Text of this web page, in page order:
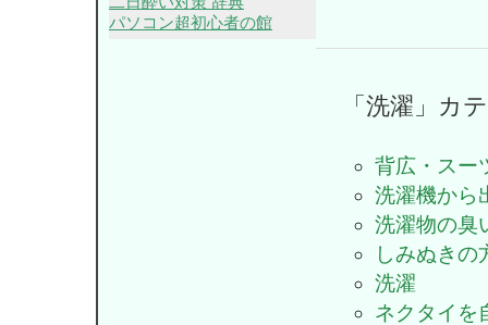
「洗濯」カ
背広・スー
洗濯機から
洗濯物の臭
しみぬきの
洗濯
ネクタイを
パソコン超初心者の館